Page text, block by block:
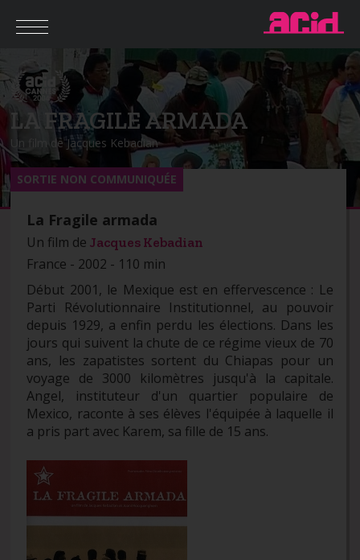
LA FRAGILE ARMADA
Un film de Jacques Kebadian
La Fragile armada
Un film deJacques Kebadian
France - 2002 - 110 min
Début 2001, le Mexique est en effervescence : Le
Parti Révolutionnaire Institutionnel, au pouvoir
depuis 1929, a enfin perdu les élections. Dans les
jours qui suivent la chute de ce régime vieux de 70
ans, les zapatistes sortent du Chiapas pour un
voyage de 3000 kilomètres jusqu'à la capitale.
Angel, instituteur d'un quartier populaire de
Mexico, raconte à ses élèves l'équipée à laquelle il
a pris part avec Karem, sa fille de 15 ans.
SORTIE NON COMMUNIQUÉE